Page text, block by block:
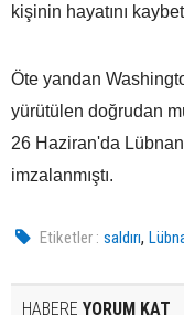
kişinin hayatını
Öte yandan
yürütülen doğrudan
26 Haziran'da
imzalanmıştı.
Etiketler : saldırı,
HABERE YORUM KAT